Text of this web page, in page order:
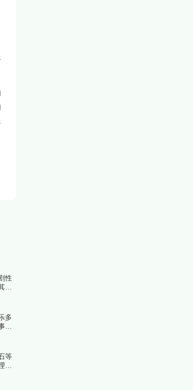
性
键
多
、
等
摇